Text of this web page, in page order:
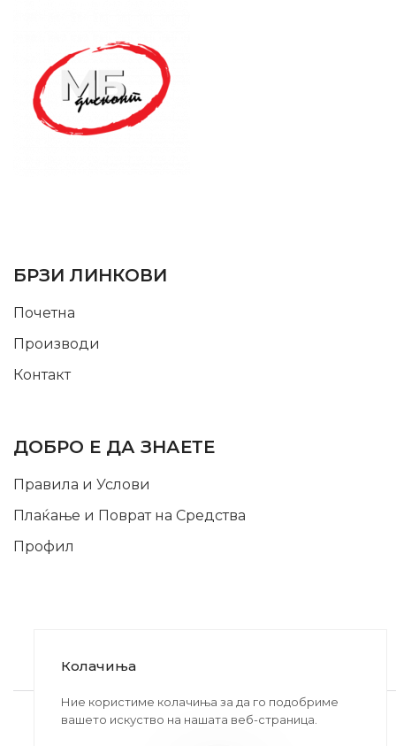
БРЗИ ЛИНКОВИ
Почетна
Производи
Контакт
ДОБРО Е ДА ЗНАЕТЕ
Правила и Услови
Плаќање и Поврат на Средства
Профил
2020-2024 © MB DISKONT. Изработено од
БРАМИТ ДООЕЛ
Колачиња
Ние користиме колачиња за да го подобриме
вашето искуство на нашата веб-страница.